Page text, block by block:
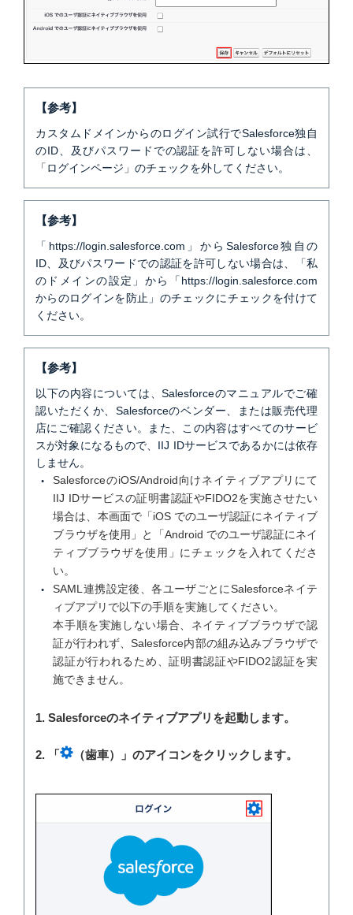
【参考】
カスタムドメインからのログイン試行でSalesforce独自
のID、及びパスワードでの認証を許可しない場合は、
「ログインページ」のチェックを外してください。
【参考】
「https://login.salesforce.com」からSalesforce独自の
ID、及びパスワードでの認証を許可しない場合は、
「私
のドメインの設定」から「 https://login.salesforce.com
からのログインを防止」のチェックにチェックを付けて
ください。
【参考】
以下の内容については、Salesforceのマニュアルでご確
認いただくか、Salesforceのベンダー、または販売代理
店にご確認ください。また、この内容はすべてのサービ
スが対象になるもので、IIJ IDサービスであるかには依存
しません。
SalesforceのiOS/Android向けネイティブアプリにて
IIJ IDサービスの証明書認証やFIDO2を実施させたい
場合は、本画面で「iOS でのユーザ認証にネイティブ
ブラウザを使用」と「Android でのユーザ認証にネイ
ティブブラウザを使用」にチェックを入れてくださ
い。
SAML連携設定後、各ユーザごとにSalesforceネイテ
ィブアプリで以下の手順を実施してください。
本手順を実施しない場合、ネイティブブラウザで認
証が行われず、Salesforce内部の組み込みブラウザで
認証が行われるため、証明書認証やFIDO2認証を実
施できません。
1. Salesforceのネイティブアプリを起動します。
2. 「 （歯車）」のアイコンをクリックします。